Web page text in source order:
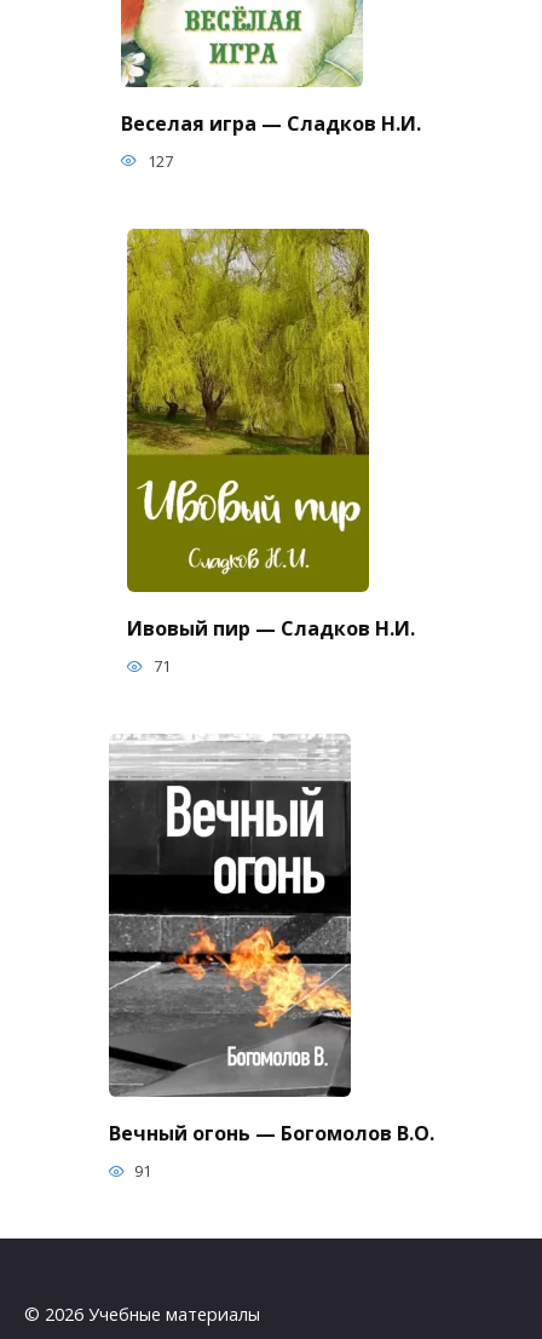
Веселая игра — Сладков Н.И.
127
Ивовый пир — Сладков Н.И.
71
Вечный огонь — Богомолов В.О.
91
© 2026 Учебные материалы